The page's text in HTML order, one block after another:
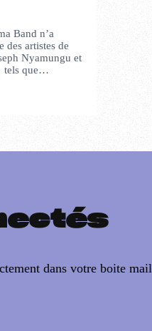
Band n’a
des artistes de
Nyamungu et
tels que…
dans votre boite mail